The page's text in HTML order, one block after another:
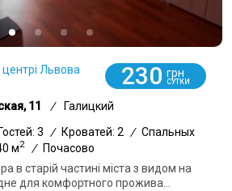
Львова 230 грн
СУТКИ
11 /
Галицкий
Гостей: 3 / Кроватей: 2 / Спальных
м2 /
Почасово
в старій частині міста з видом на
для комфортного прожива...